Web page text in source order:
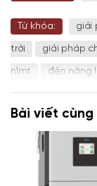
Từ khóa: giải
trời giải pháp
nlmt đèn năng
chất lượng đèn
đèn nlmt chất
đèn nlmt giá
đèn pha nlmt
Bài viết